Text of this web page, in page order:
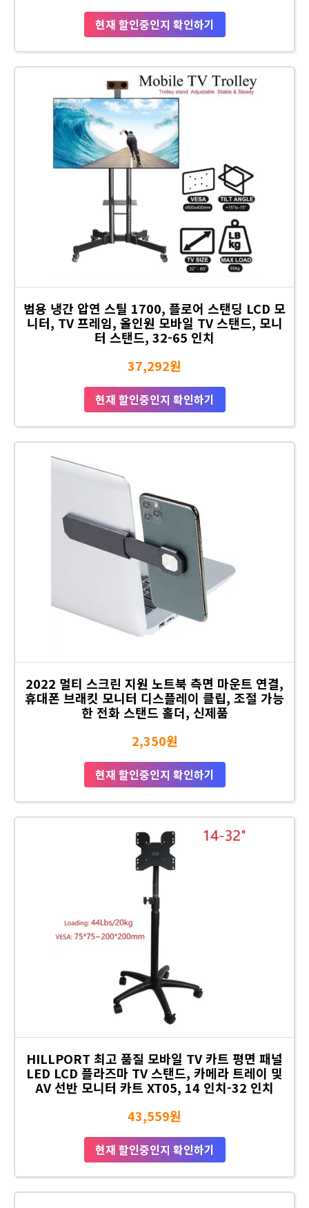
현재 할인중인지 확인하기
범용 냉간 압연 스틸 1700, 플로어 스탠딩 LCD 모
니터, TV 프레임, 올인원 모바일 TV 스탠드, 모니
터 스탠드, 32-65 인치
37,292원
현재 할인중인지 확인하기
2022 멀티 스크린 지원 노트북 측면 마운트 연결,
휴대폰 브래킷 모니터 디스플레이 클립, 조절 가능
한 전화 스탠드 홀더, 신제품
2,350원
현재 할인중인지 확인하기
HILLPORT 최고 품질 모바일 TV 카트 평면 패널
LED LCD 플라즈마 TV 스탠드, 카메라 트레이 및
AV 선반 모니터 카트 XT05, 14 인치-32 인치
43,559원
현재 할인중인지 확인하기